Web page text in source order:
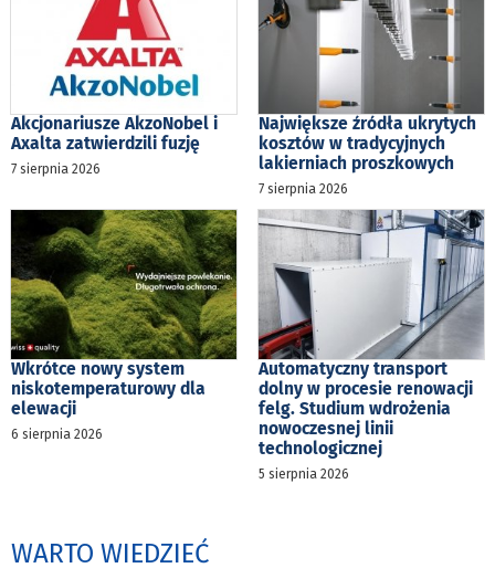
Akcjonariusze AkzoNobel i
Axalta zatwierdzili fuzję
7 sierpnia 2026
Największe źródła ukrytych
kosztów w tradycyjnych
lakierniach proszkowych
7 sierpnia 2026
Wkrótce nowy system
niskotemperaturowy dla
elewacji
6 sierpnia 2026
Automatyczny transport
dolny w procesie renowacji
felg. Studium wdrożenia
nowoczesnej linii
technologicznej
5 sierpnia 2026
WARTO WIEDZIEĆ